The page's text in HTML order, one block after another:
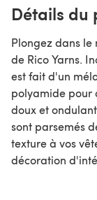
Détails du
Plongez dans
de Rico Yarns.
est fait d'un
polyamide pour
doux et
sont parsemés
texture à vos
décoration